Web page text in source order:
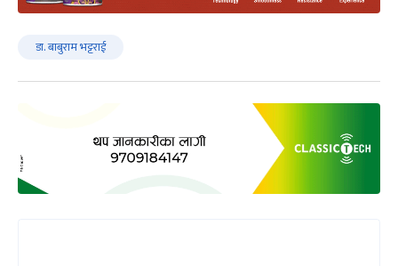
डा. बाबुराम भट्टराई